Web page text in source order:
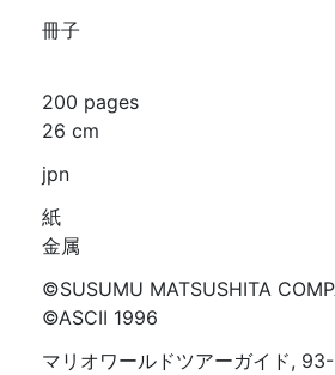
冊子
200 pages
26 cm
jpn
紙
金属
©SUSUMU MATSUSHITA
©ASCII 1996
マリオワールドツアーガイド,